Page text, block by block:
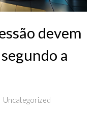
devem
a
Uncategorized